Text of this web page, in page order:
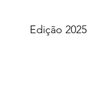
Edição 2025